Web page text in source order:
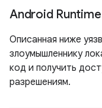
Android Runtime
Описанная ниже
злоумышленнику
код и получить
разрешениям.